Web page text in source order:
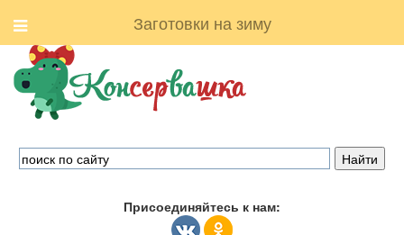
Заготовки на зиму
Присоединяйтесь к нам: